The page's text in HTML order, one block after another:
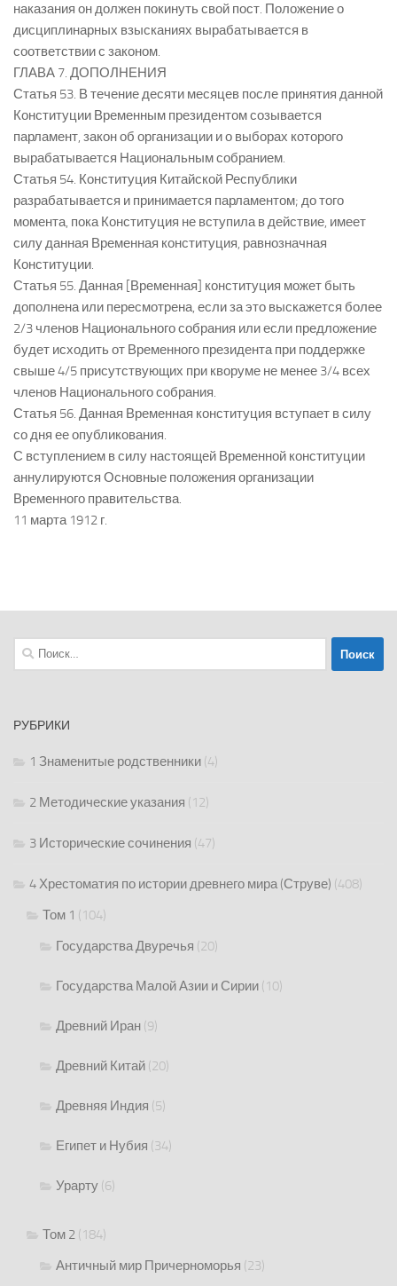
наказания он должен покинуть свой пост. Положение о
дисциплинарных взысканиях вырабатывается в
соответствии с законом.
ГЛАВА 7. ДОПОЛНЕНИЯ
Статья 53. В течение десяти месяцев после принятия данной
Конституции Временным президентом созывается
парламент, закон об организации и о выборах которого
вырабатывается Национальным собранием.
Статья 54. Конституция Китайской Республики
разрабатывается и принимается парламентом; до того
момента, пока Конституция не вступила в действие, имеет
силу данная Временная конституция, равнозначная
Конституции.
Статья 55. Данная [Временная] конституция может быть
дополнена или пересмотрена, если за это выскажется более
2/3 членов Национального собрания или если предложение
будет исходить от Временного президента при поддержке
свыше 4/5 присутствующих при кворуме не менее 3/4 всех
членов Национального собрания.
Статья 56. Данная Временная конституция вступает в силу
со дня ее опубликования.
С вступлением в силу настоящей Временной конституции
аннулируются Основные положения организации
Временного правительства.
11 марта 1912 г.
Найти:
РУБРИКИ
1 Знаменитые родственники (4)
2 Методические указания (12)
3 Исторические сочинения (47)
4 Хрестоматия по истории древнего мира (Струве) (408)
Том 1 (104)
Государства Двуречья (20)
Государства Малой Азии и Сирии (10)
Древний Иран (9)
Древний Китай (20)
Древняя Индия (5)
Египет и Нубия (34)
Урарту (6)
Том 2 (184)
Античный мир Причерноморья (23)